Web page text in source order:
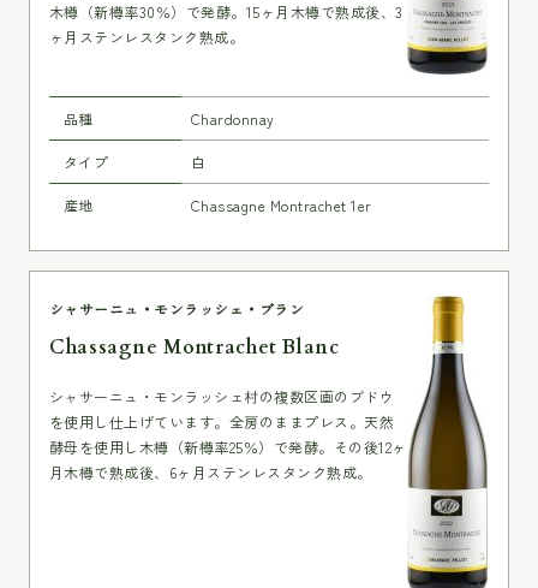
木樽（新樽率30％）で発酵。15ヶ月木樽で熟成後、3
ヶ月ステンレスタンク熟成。
品種 Chardonnay
タイプ 白
産地 Chassagne Montrachet 1er
シャサーニュ・モンラッシェ・ブラン
Chassagne Montrachet Blanc
シャサーニュ・モンラッシェ村の複数区画のブドウ
を使用し仕上げています。全房のままプレス。天然
酵母を使用し木樽（新樽率25％）で発酵。その後12ヶ
月木樽で熟成後、6ヶ月ステンレスタンク熟成。